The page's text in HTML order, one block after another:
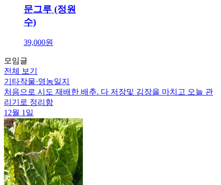
문그루 (정원
수)
39,000원
모임글
전체 보기
기타작물·영농일지
처음으로 시도 재배한 배추. 다 저장및 김장을 마치고 오늘 관
리기로 정리함
12월 1일